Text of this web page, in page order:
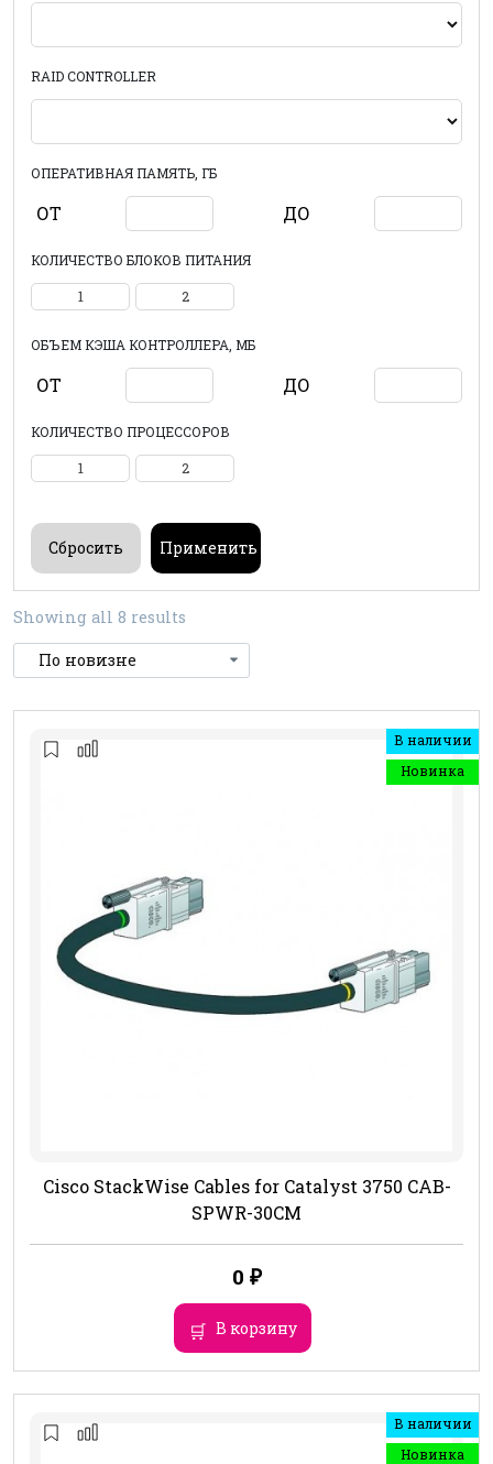
RAID CONTROLLER
ОПЕРАТИВНАЯ ПАМЯТЬ, ГБ
ОТ ДО
КОЛИЧЕСТВО БЛОКОВ ПИТАНИЯ
1 2
ОБЪЕМ КЭША КОНТРОЛЛЕРА, МБ
ОТ ДО
КОЛИЧЕСТВО ПРОЦЕССОРОВ
1 2
Showing all 8 results
В наличии
Новинка
Cisco StackWise Cables for Catalyst 3750 CAB-
SPWR-30CM
0 ₽
В корзину
В наличии
Новинка